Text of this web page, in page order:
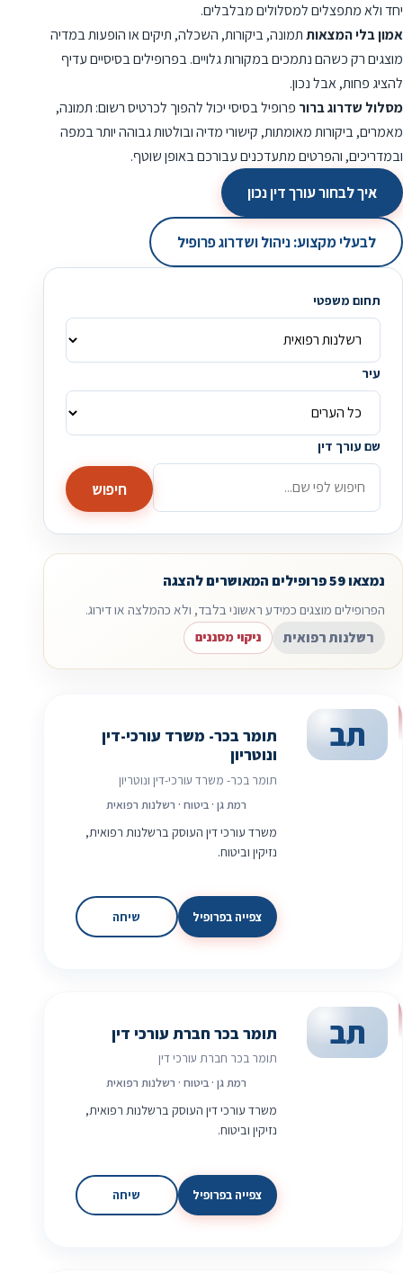
יחד ולא מתפצלים למסלולים מבלבלים.
אמון בלי המצאותתמונה, ביקורות, השכלה, תיקים או הופעות במדיה
מוצגים רק כשהם נתמכים במקורות גלויים. בפרופילים בסיסיים עדיף
להציג פחות, אבל נכון.
מסלול שדרוג ברור פרופיל בסיסי יכול להפוך לכרטיס רשום: תמונה,
מאמרים, ביקורות מאומתות, קישורי מדיה ובולטות גבוהה יותר במפה
ובמדריכים, והפרטים מתעדכנים עבורכם באופן שוטף.
איך לבחור עורך דין נכון
לבעלי מקצוע: ניהול ושדרוג פרופיל
תחום משפטי
עיר
שם עורך דין
חיפוש
נמצאו 59 פרופילים המאושרים להצגה
הפרופילים מוצגים כמידע ראשוני בלבד, ולא כהמלצה או דירוג.
רשלנות רפואית
ניקוי מסננים
תב
תומר בכר- משרד עורכי-דין
ונוטריון
תומר בכר- משרד עורכי-דין ונוטריון
רמת גן · ביטוח · רשלנות רפואית
משרד עורכי דין העוסק ברשלנות רפואית,
נזיקין וביטוח.
צפייה בפרופיל שיחה
תב תומר בכר חברת עורכי דין
תומר בכר חברת עורכי דין
רמת גן · ביטוח · רשלנות רפואית
משרד עורכי דין העוסק ברשלנות רפואית,
נזיקין וביטוח.
צפייה בפרופיל שיחה